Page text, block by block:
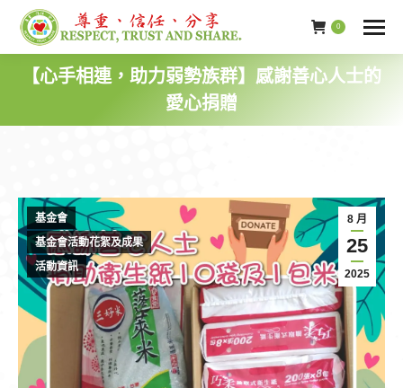
0
【心手相連，助力弱勢族群】感謝善心人士的
愛心捐贈
8 月
25
2025
基金會
基金會活動花絮及成果
活動資訊